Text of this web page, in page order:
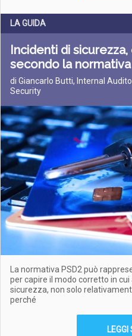
LA GUIDA
Incidenti di
secondo la normativa
di Giancarlo Butti, Internal
Security
La normativa PSD2 può
per capire il modo corretto in
sicurezza, non solo
perché